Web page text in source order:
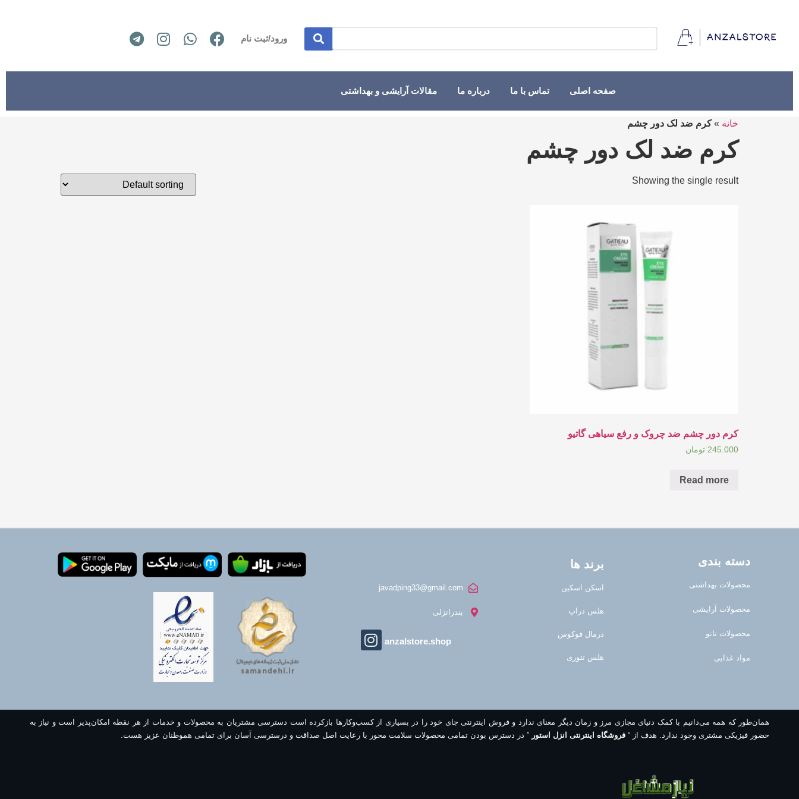
ورود/ثبت نام
صفحه اصلی تماس با ما درباره ما مقالات آرایشی و بهداشتی
خانه »کرم ضد لک دور چشم
کرم ضد لک دور چشم
Showing the single result
کرم دور چشم ضد چروک و رفع سیاهی گاتیو
245.000 تومان
Read more
دسته بندی
محصولات بهداشتی
محصولات آرایشی
محصولات نانو
مواد غذایی
برند ها
اسکن اسکین
هلس دراپ
درمال فوکوس
هلس تئوری
javadping33@gmail.com
بندرانزلی
anzalstore.shop
همان‌طور که همه می‌دانیم با کمک دنیای مجازی مرز و زمان دیگر معنای ندارد و فروش اینترنتی جای خود را در بسیاری از کسب‌وکارها بازکرده است دسترسی مشتریان به محصولات و خدمات از هر نقطه امکان‌پذیر است و نیاز به
حضور فیزیکی مشتری وجود ندارد. هدف از “ فروشگاه اینترنتی انزل استور ” در دسترس بودن تمامی محصولات سلامت محور با رعایت اصل صداقت و درسترسی آسان برای تمامی هموطنان عزیز هست.